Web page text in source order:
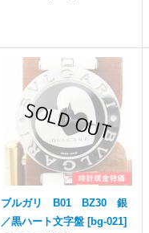
ブルガリ B01 BZ30 銀
／黒ハート文字盤 [bg-021]